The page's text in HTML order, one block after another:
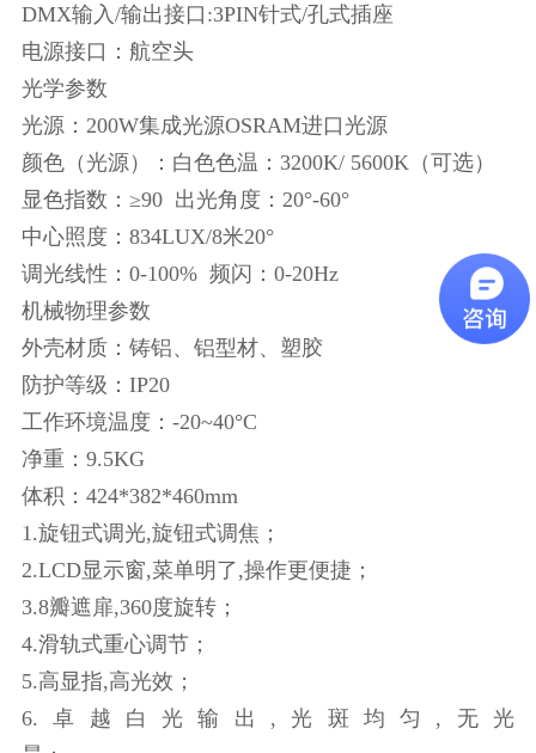
DMX输入/输出接口:3PIN针式/孔式插座
电源接口：航空头
光学参数
光源：200W集成光源OSRAM进口光源
颜色（光源）：白色色温：3200K/ 5600K（可选）
显色指数：≥90 出光角度：20°-60°
中心照度：834LUX/8米20°
调光线性：0-100% 频闪：0-20Hz
机械物理参数
外壳材质：铸铝、铝型材、塑胶
防护等级：IP20
工作环境温度：-20~40°C
净重：9.5KG
体积：424*382*460mm
1.旋钮式调光,旋钮式调焦；
2.LCD显示窗,菜单明了,操作更便捷；
3.8瓣遮扉,360度旋转；
4.滑轨式重心调节；
5.高显指,高光效；
6.卓越白光输出,光斑均匀,无光